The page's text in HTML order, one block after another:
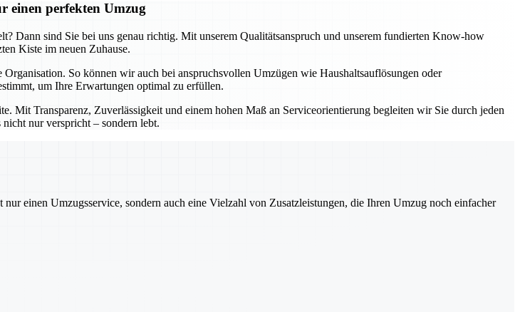
einen perfekten Umzug
Dann sind Sie bei uns genau richtig. Mit unserem Qualitätsanspruch und unserem fundierten Know-how
Kiste im neuen Zuhause.
So können wir auch bei anspruchsvollen Umzügen wie Haushaltsauflösungen oder
um Ihre Erwartungen optimal zu erfüllen.
Mit Transparenz, Zuverlässigkeit und einem hohen Maß an Serviceorientierung begleiten wir Sie durch jeden
nur verspricht – sondern lebt.
einen Umzugsservice, sondern auch eine Vielzahl von Zusatzleistungen, die Ihren Umzug noch einfacher